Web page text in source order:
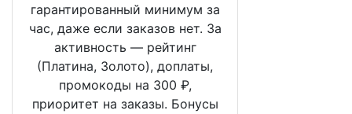
гарантированный минимум за
час, даже если заказов нет. За
активность — рейтинг
(Платина, Золото), доплаты,
промокоды на 300 ₽,
приоритет на заказы. Бонусы